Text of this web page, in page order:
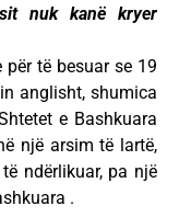
nuk kanë kryer
për të besuar se 19
anglisht, shumica
e Bashkuara
një arsim të lartë,
ndërlikuar, pa një
.